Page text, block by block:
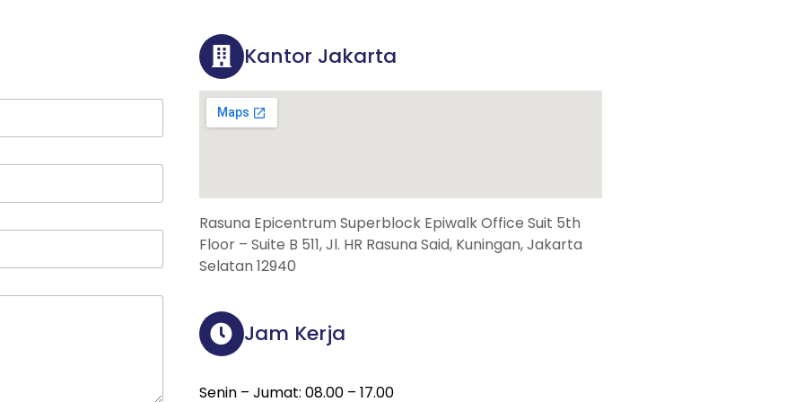
Kantor Jakarta
Rasuna Epicentrum Superblock Epiwalk Office Suit 5th
Floor – Suite B 511, Jl. HR Rasuna Said, Kuningan, Jakarta
Selatan 12940
Jam Kerja
Senin – Jumat: 08.00 – 17.00